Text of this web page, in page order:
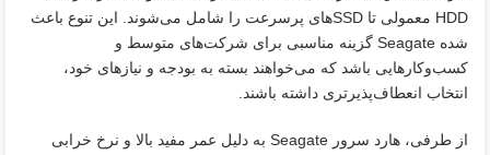
HDD معمولی تا SSDهای پرسرعت را شامل می‌شوند. این تنوع باعث
شده Seagate گزینه مناسبی برای شرکت‌های متوسط و
کسب‌وکارهایی باشد که می‌خواهند بسته به بودجه و نیازهای خود،
انتخاب انعطاف‌پذیرتری داشته باشند.
از طرفی، هارد سرور Seagate به دلیل عمر مفید بالا و نرخ خرابی